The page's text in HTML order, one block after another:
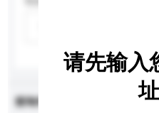
查询内容
请先输入
址